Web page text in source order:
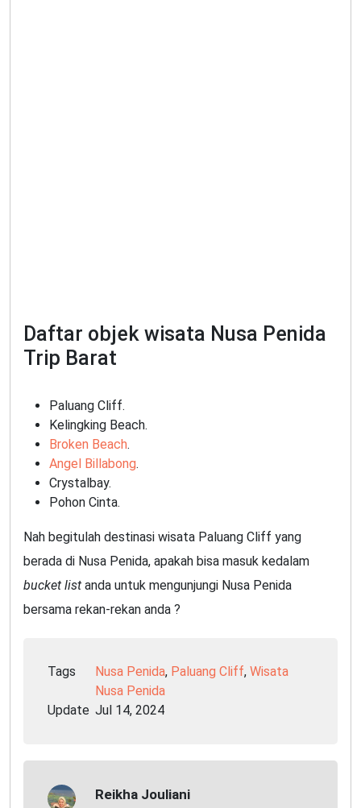
Daftar objek wisata Nusa Penida
Trip Barat
Paluang Cliff.
Kelingking Beach.
Broken Beach.
Angel Billabong.
Crystalbay.
Pohon Cinta.
Nah begitulah destinasi wisata Paluang Cliff yang
berada di Nusa Penida, apakah bisa masuk kedalam
bucket list anda untuk mengunjungi Nusa Penida
bersama rekan-rekan anda ?
Tags Nusa Penida, Paluang Cliff, Wisata
Nusa Penida
Update Jul 14, 2024
Reikha Jouliani